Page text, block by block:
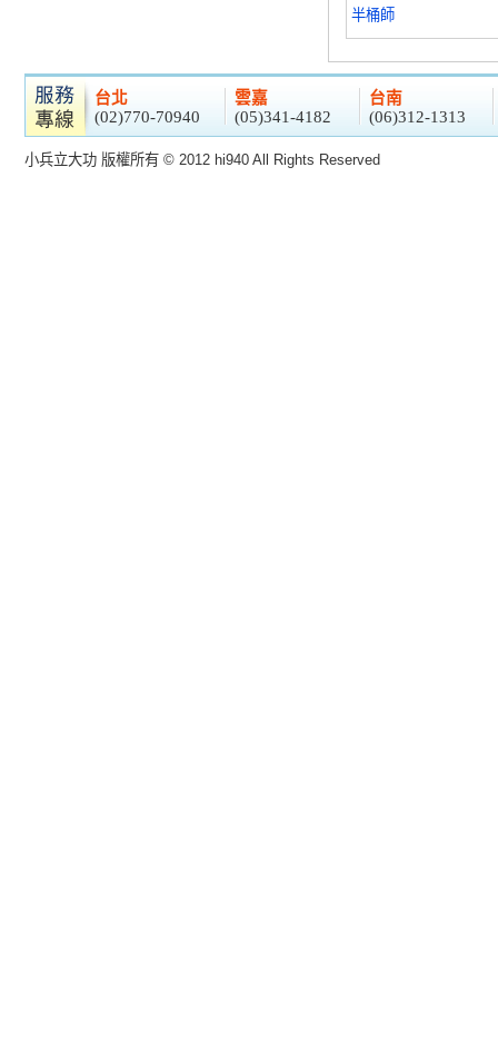
半桶師
台北
(02)770-70940
雲嘉
(05)341-4182
台南
(06)312-1313
小兵立大功 版權所有 © 2012 hi940 All Rights Reserved